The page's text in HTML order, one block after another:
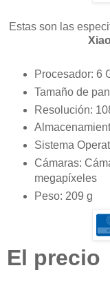
Estas son las
Procesador: 6
Tamaño de
Resolución:
Sistema
Cámaras:
megapíxeles
Peso: 209 g
El precio